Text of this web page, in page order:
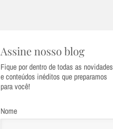
Assine nosso blog
Fique por dentro de todas as novidades
e conteúdos inéditos que preparamos
para você!
Nome